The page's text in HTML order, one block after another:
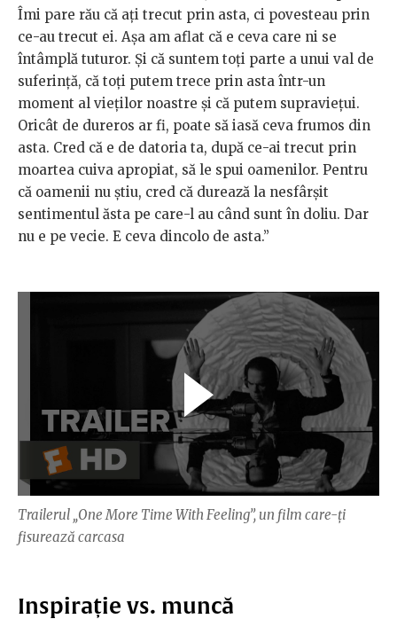
Îmi pare rău că ați trecut prin asta, ci povesteau prin
ce-au trecut ei. Așa am aflat că e ceva care ni se
întâmplă tuturor. Și că suntem toți parte a unui val de
suferință, că toți putem trece prin asta într-un
moment al vieților noastre și că putem supraviețui.
Oricât de dureros ar fi, poate să iasă ceva frumos din
asta. Cred că e de datoria ta, după ce-ai trecut prin
moartea cuiva apropiat, să le spui oamenilor. Pentru
că oamenii nu știu, cred că durează la nesfârșit
sentimentul ăsta pe care-l au când sunt în doliu. Dar
nu e pe vecie. E ceva dincolo de asta.”
Trailerul „One More Time With Feeling”, un film care-ți
fisurează carcasa
Inspirație vs. muncă